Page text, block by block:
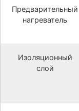
Предварительный
нагреватель
Изоляционный
слой